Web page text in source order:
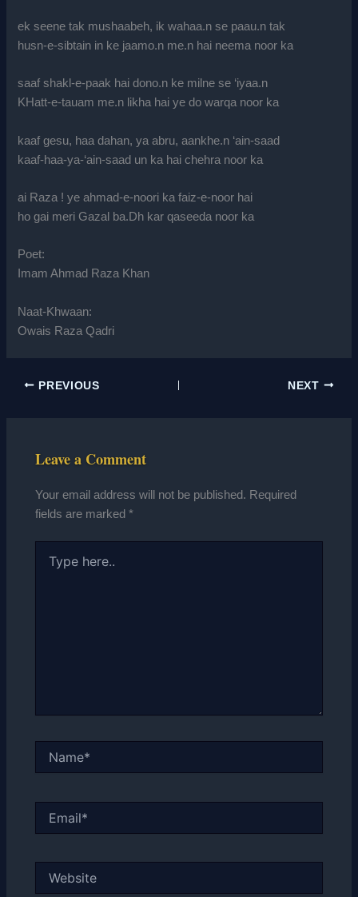
ek seene tak mushaabeh, ik wahaa.n se paau.n tak
husn-e-sibtain in ke jaamo.n me.n hai neema noor ka
saaf shakl-e-paak hai dono.n ke milne se ‘iyaa.n
KHatt-e-tauam me.n likha hai ye do warqa noor ka
kaaf gesu, haa dahan, ya abru, aankhe.n ‘ain-saad
kaaf-haa-ya-‘ain-saad un ka hai chehra noor ka
ai Raza ! ye ahmad-e-noori ka faiz-e-noor hai
ho gai meri Gazal ba.Dh kar qaseeda noor ka
Poet:
Imam Ahmad Raza Khan
Naat-Khwaan:
Owais Raza Qadri
PREVIOUS NEXT
Leave a Comment
Your email address will not be published. Required
fields are marked*
here..